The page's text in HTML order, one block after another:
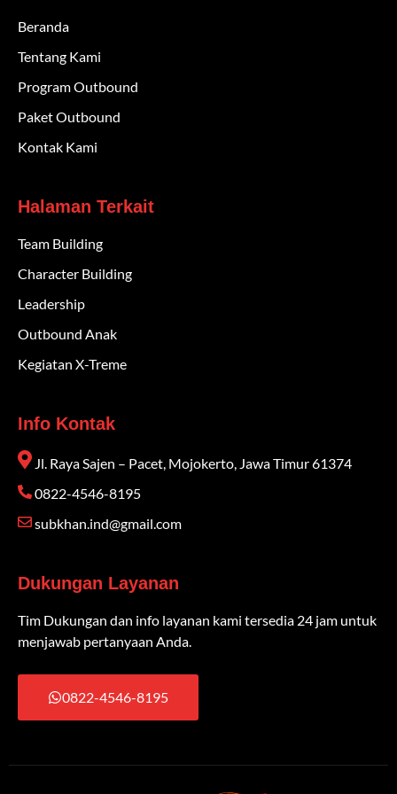
Beranda
Tentang Kami
Program Outbound
Paket Outbound
Kontak Kami
Halaman Terkait
Team Building
Character Building
Leadership
Outbound Anak
Kegiatan X-Treme
Info Kontak
Jl. Raya Sajen – Pacet, Mojokerto, Jawa Timur 61374
0822-4546-8195
subkhan.ind@gmail.com
Dukungan Layanan
Tim Dukungan dan info layanan kami tersedia 24 jam untuk
menjawab pertanyaan Anda.
0822-4546-8195